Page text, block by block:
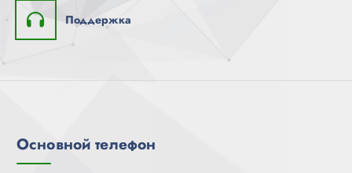
Поддержка
Основной телефон